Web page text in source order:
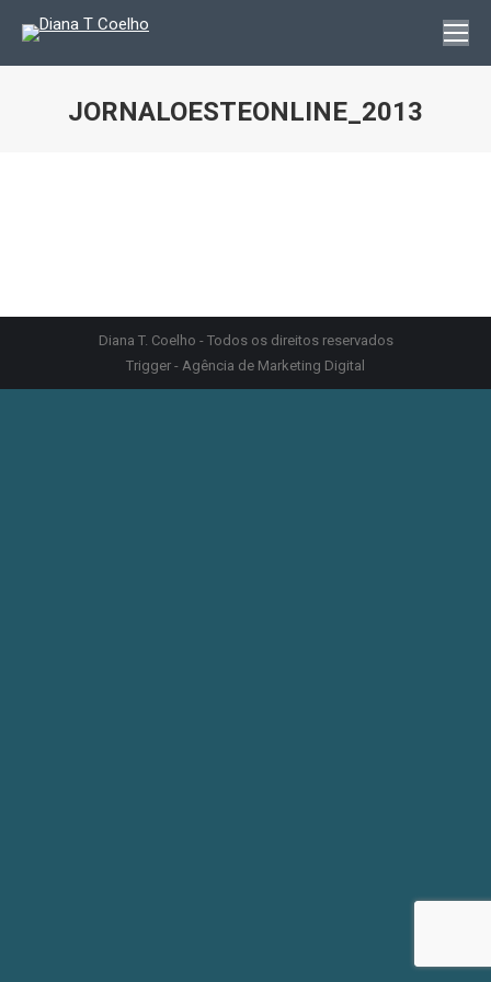
JORNALOESTEONLINE_2013
Diana T. Coelho - Todos os direitos reservados
Trigger - Agência de Marketing Digital